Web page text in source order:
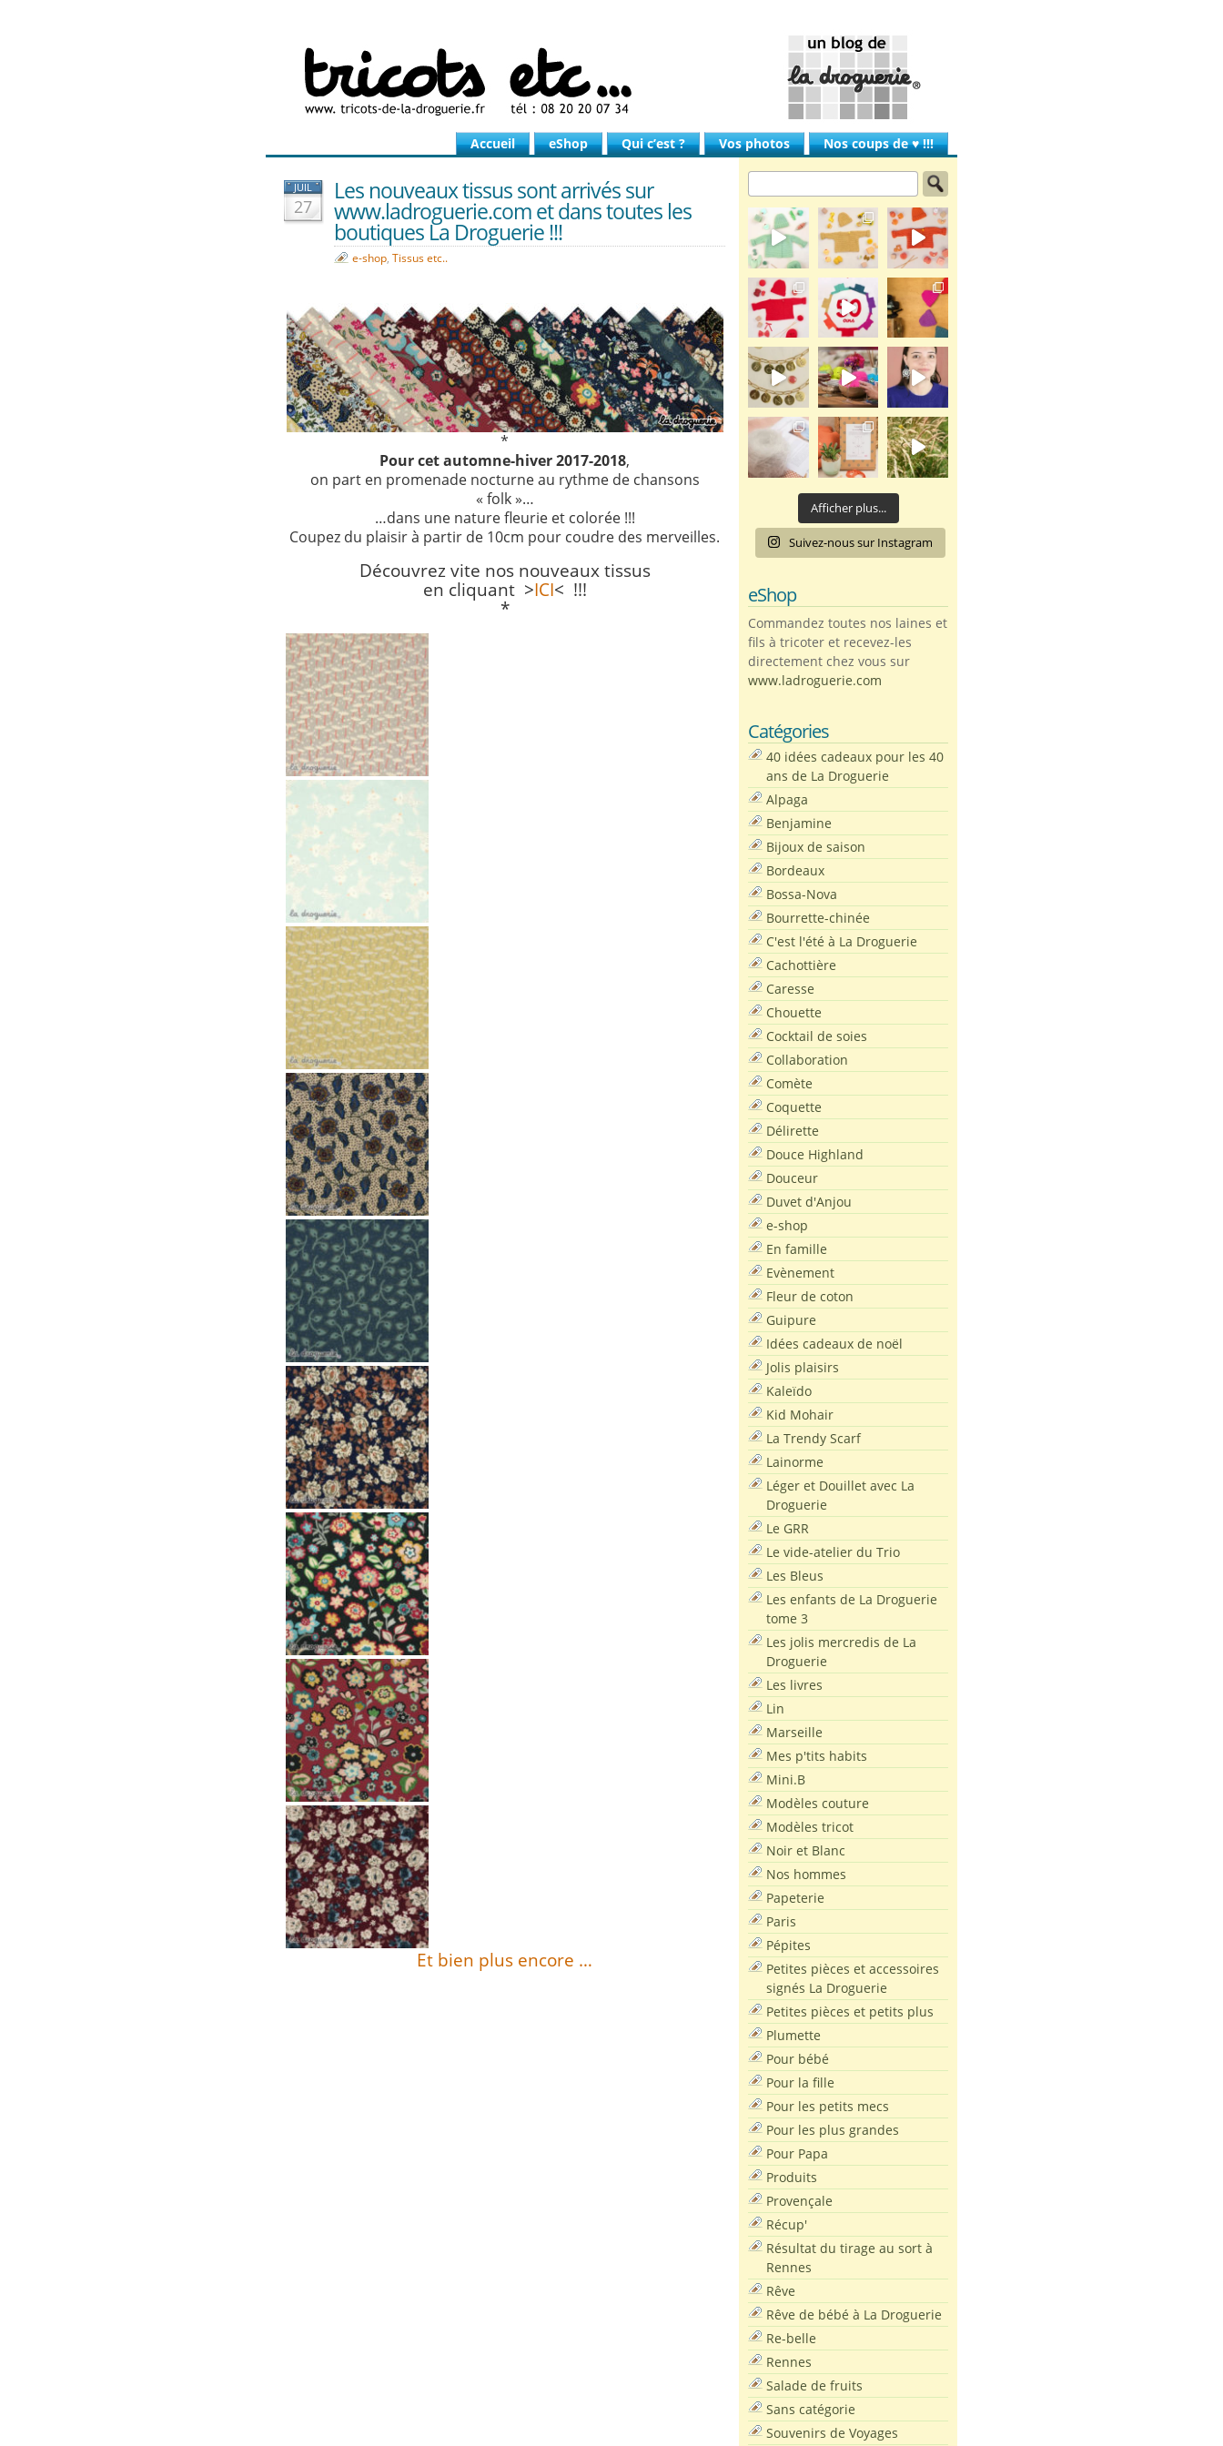
Accueil eShop Qui c’est ? Vos photos Nos coups de ♥ !!!
JUIL
27
Les nouveaux tissus sont arrivés sur
www.ladroguerie.com et dans toutes les
boutiques La Droguerie !!!
e-shop, Tissus etc..
*
Pour cet automne-hiver 2017-2018,
on part en promenade nocturne au rythme de chansons
« folk »…
…dans une nature fleurie et colorée !!!
Coupez du plaisir à partir de 10cm pour coudre des merveilles.
Découvrez vite nos nouveaux tissus
en cliquant >ICI< !!!
*
Et bien plus encore …
Afficher plus...
Suivez-nous sur Instagram
eShop
Commandez toutes nos laines et
fils à tricoter et recevez-les
directement chez vous sur
www.ladroguerie.com
Catégories
40 idées cadeaux pour les 40
ans de La Droguerie
Alpaga
Benjamine
Bijoux de saison
Bordeaux
Bossa-Nova
Bourrette-chinée
C'est l'été à La Droguerie
Cachottière
Caresse
Chouette
Cocktail de soies
Collaboration
Comète
Coquette
Délirette
Douce Highland
Douceur
Duvet d'Anjou
e-shop
En famille
Evènement
Fleur de coton
Guipure
Idées cadeaux de noël
Jolis plaisirs
Kaleïdo
Kid Mohair
La Trendy Scarf
Lainorme
Léger et Douillet avec La
Droguerie
Le GRR
Le vide-atelier du Trio
Les Bleus
Les enfants de La Droguerie
tome 3
Les jolis mercredis de La
Droguerie
Les livres
Lin
Marseille
Mes p'tits habits
Mini.B
Modèles couture
Modèles tricot
Noir et Blanc
Nos hommes
Papeterie
Paris
Pépites
Petites pièces et accessoires
signés La Droguerie
Petites pièces et petits plus
Plumette
Pour bébé
Pour la fille
Pour les petits mecs
Pour les plus grandes
Pour Papa
Produits
Provençale
Récup'
Résultat du tirage au sort à
Rennes
Rêve
Rêve de bébé à La Droguerie
Re-belle
Rennes
Salade de fruits
Sans catégorie
Souvenirs de Voyages